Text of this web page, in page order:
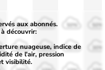
50%
30%
50%
30%
50%
30%
aux abonnés.
découvrir:
nuageuse, indice de
de l'air, pression
visibilité.